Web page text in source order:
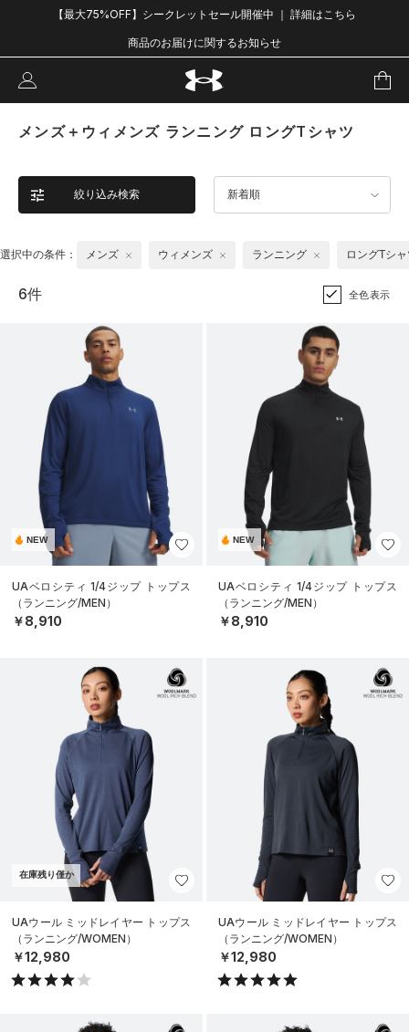
【最大75%OFF】シークレットセール開催中 ｜ 詳細はこちら
商品のお届けに関するお知らせ
メンズ＋ウィメンズ ランニング ロングTシャツ
絞り込み検索 新着順
選択中の条件： メンズ ウィメンズ ランニング ロングTシ
6件 全色表示
NEW
UAベロシティ 1/4ジップ トップス
（ランニング/MEN）
￥8,910
NEW
UAベロシティ 1/4ジップ トップス
（ランニング/MEN）
￥8,910
在庫残り僅か
UAウール ミッドレイヤー トップス
（ランニング/WOMEN）
￥12,980
UAウール ミッドレイヤー トップス
（ランニング/WOMEN）
￥12,980